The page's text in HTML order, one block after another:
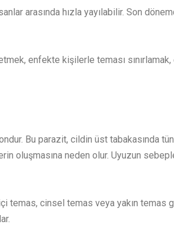
arasında hızla yayılabilir. Son
enfekte kişilerle teması
Bu parazit, cildin üst tabakasında
oluşmasına neden olur. Uyuzun
temas, cinsel temas veya yakın temas